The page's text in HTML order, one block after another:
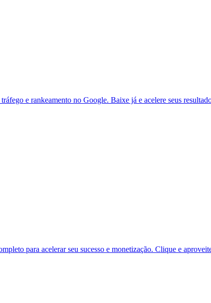
e rankeamento no Google. Baixe já e acelere seus
para acelerar seu sucesso e monetização. Clique e